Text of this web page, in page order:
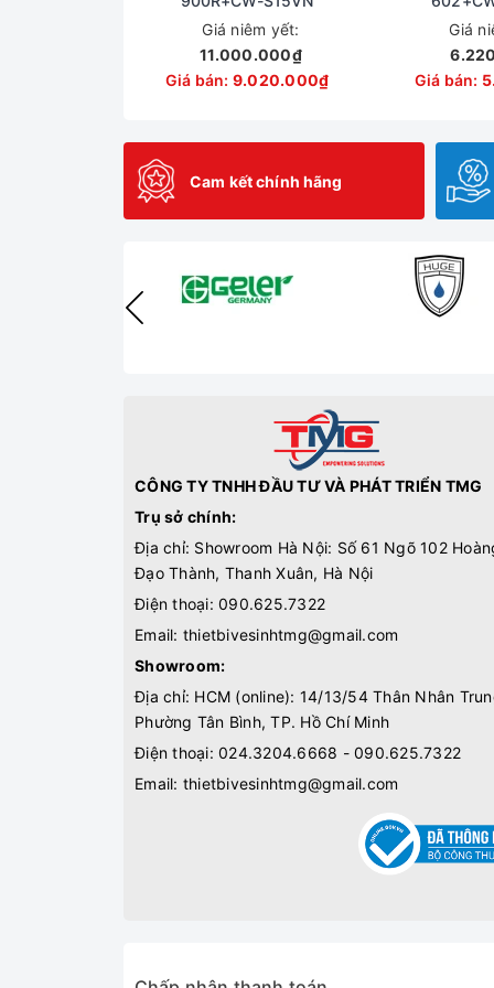
Giá niêm yết:
11.000.000₫
Giá bán: 9.020.000₫
Giá
Giá bán:
Cam kết chính hãng
CÔNG TY TNHH ĐẦU TƯ VÀ PHÁT TRIỂN TMG
Trụ sở chính:
Địa chỉ: Showroom Hà Nội: Số 61 Ngõ 102
Đạo Thành, Thanh Xuân, Hà Nội
Điện thoại: 090.625.7322
Email: thietbivesinhtmg@gmail.com
Showroom:
Địa chỉ: HCM (online): 14/13/54 Thân Nhân
Phường Tân Bình, TP. Hồ Chí Minh
Điện thoại: 024.3204.6668 - 090.625.7322
Email: thietbivesinhtmg@gmail.com